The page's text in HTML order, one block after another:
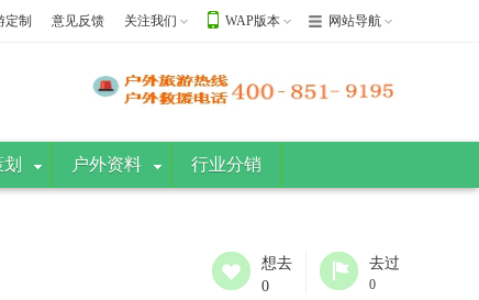
定制 意见反馈 关注我们 WAP版本 网站导航
户外资料 行业分销
想去
0
去过
0